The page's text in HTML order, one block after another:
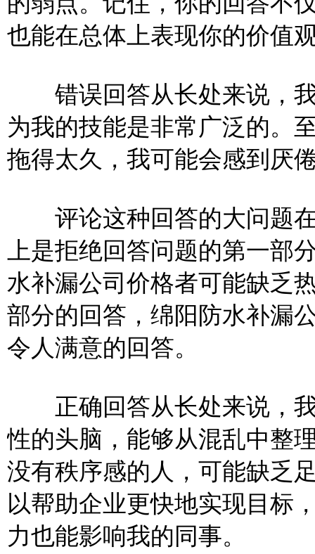
也能在总体上表现你的价值
错误回答从长处来说，我
为我的技能是非常广泛的。
拖得太久，我可能会感到厌
评论这种回答的大问题在
上是拒绝回答问题的第一部
水补漏公司价格者可能缺乏
部分的回答，绵阳防水补漏
令人满意的回答。
正确回答从长处来说，我
性的头脑，能够从混乱中整
没有秩序感的人，可能缺乏
以帮助企业更快地实现目标
力也能影响我的同事。